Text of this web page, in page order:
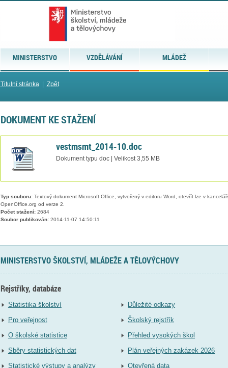
MINISTERSTVO VZDĚLÁVÁNÍ MLÁDEŽ
Titulní stránka| Zpět
DOKUMENT KE STAŽENÍ
vestmsmt_2014-10.doc
Dokument typu doc | Velikost 3,55 MB
Typ souboru:Textový dokument Microsoft Office, vytvořený v editoru Word, otevřít lze v
OpenOffice.org od verze 2.
Počet stažení:2684
Soubor publikován:2014-11-07 14:50:11
MINISTERSTVO ŠKOLSTVÍ, MLÁDEŽE A TĚLOVÝCHOVY
Rejstříky, databáze
Statistika školství
Pro veřejnost
O školské statistice
Sběry statistických dat
Statistické výstupy a analýzy
Důležité odkazy
Školský rejstřík
Přehled vysokých škol
Plán veřejných zakázek 2026
Otevřená data